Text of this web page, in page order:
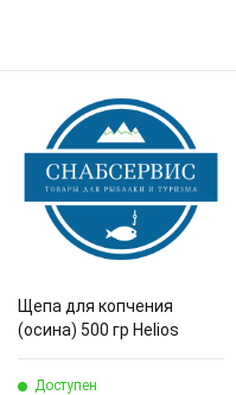
Щепа для копчения
(осина) 500 гр Helios
Доступен